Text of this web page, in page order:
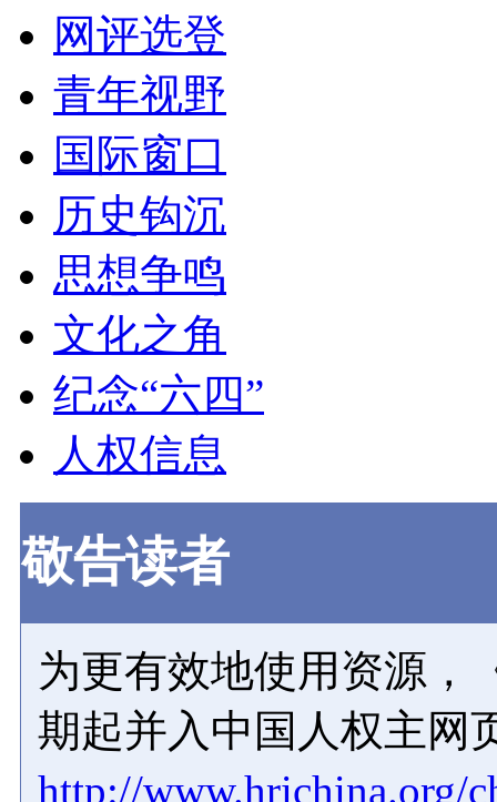
网评选登
青年视野
国际窗口
历史钩沉
思想争鸣
文化之角
纪念“六四”
人权信息
敬告读者
为更有效地使用资源，
期起并入中国人权主网
http://www.hrichina.org/